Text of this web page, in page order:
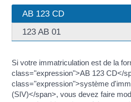
AB 123 CD
123 AB 01
Si votre immatriculation est de la
class="expression">AB 123 CD</
class="expression">système
(SIV)</span>, vous devez faire